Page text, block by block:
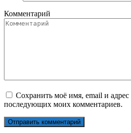
Комментарий
Сохранить моё имя, email и адрес
последующих моих комментариев.